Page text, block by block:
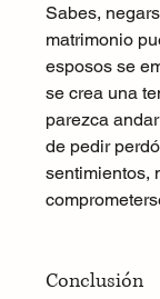
Sabes,
matrimonio
esposos se
se crea una
parezca
de pedir
sentimientos,
Conclusión